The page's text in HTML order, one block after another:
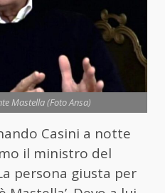
Mastella (Foto Ansa)
Casini a notte
il ministro del
persona giusta per